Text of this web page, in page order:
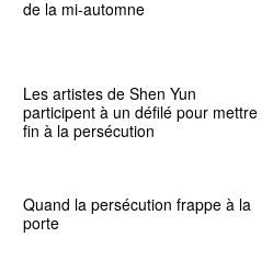
de la mi-automne
Les artistes de Shen Yun
participent à un défilé pour mettre
fin à la persécution
Quand la persécution frappe à la
porte